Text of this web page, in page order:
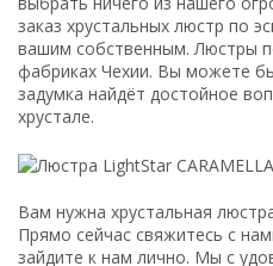
заказ хрустальных люстр по
вашим собственным. Люстры
фабриках Чехии. Вы можете
задумка найдёт достойное
хрустале.
Вам нужна хрустальная
Прямо сейчас свяжитесь с
зайдите к нам лично. Мы с